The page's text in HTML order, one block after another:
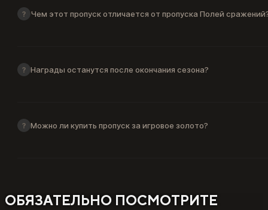
? Чем этот пропуск отличается от пропуска Полей
? Награды останутся после окончания сезона?
? Можно ли купить пропуск за игровое золото?
ОБЯЗАТЕЛЬНО ПОСМОТРИТЕ